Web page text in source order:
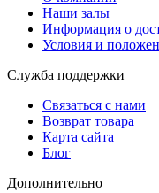
Наши залы
Информация о
Условия и
Служба поддержки
Связаться с нами
Возврат товара
Карта сайта
Блог
Дополнительно